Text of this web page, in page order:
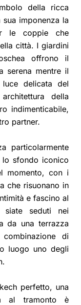
della ricca
imponenza la
le coppie che
città. I giardini
offrono il
serena mentre il
luce delicata del
della
indimenticabile,
partner.
particolarmente
lo sfondo iconico
momento, con i
che risuonano in
e fascino al
siate seduti nei
da una terrazza
di
luogo uno degli
perfetto, una
al tramonto è